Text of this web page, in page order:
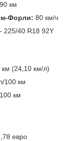
км
Форли: 80 км/ч
225/40 R18 92Y
(24,10 км/л)
100 км
км
евро